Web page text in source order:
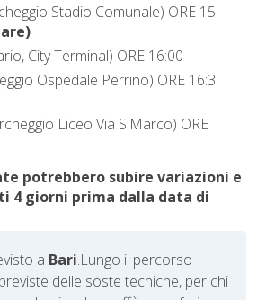
Stadio Comunale) ORE 15:
City Terminal) ORE 16:00
Ospedale Perrino) ORE 16:3
Liceo Via S.Marco) ORE
potrebbero subire variazioni e
4 giorni prima dalla data di
a Bari.Lungo il percorso
delle soste tecniche, per chi